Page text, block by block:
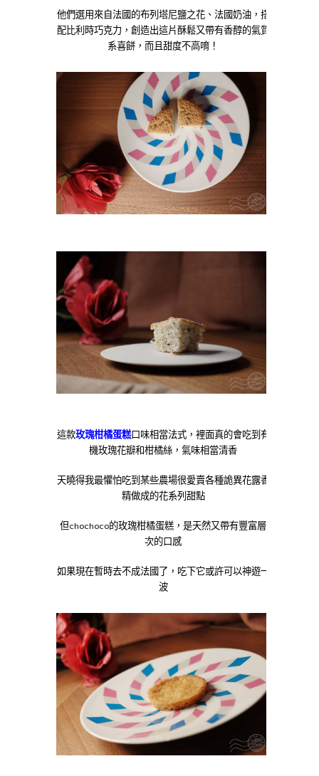
他們選用來自法國的布列塔尼鹽之花、法國奶油，搭
配比利時巧克力，創造出這片酥鬆又帶有香醇的氣質
系喜餅，而且甜度不高唷！
這款玫瑰柑橘蛋糕口味相當法式，裡面真的會吃到有
機玫瑰花瓣和柑橘絲，氣味相當清香
天曉得我最懼怕吃到某些農場很愛賣各種詭異花露香
精做成的花系列甜點
但chochoco的玫瑰柑橘蛋糕，是天然又帶有豐富層
次的口感
如果現在暫時去不成法國了，吃下它或許可以神遊一
波